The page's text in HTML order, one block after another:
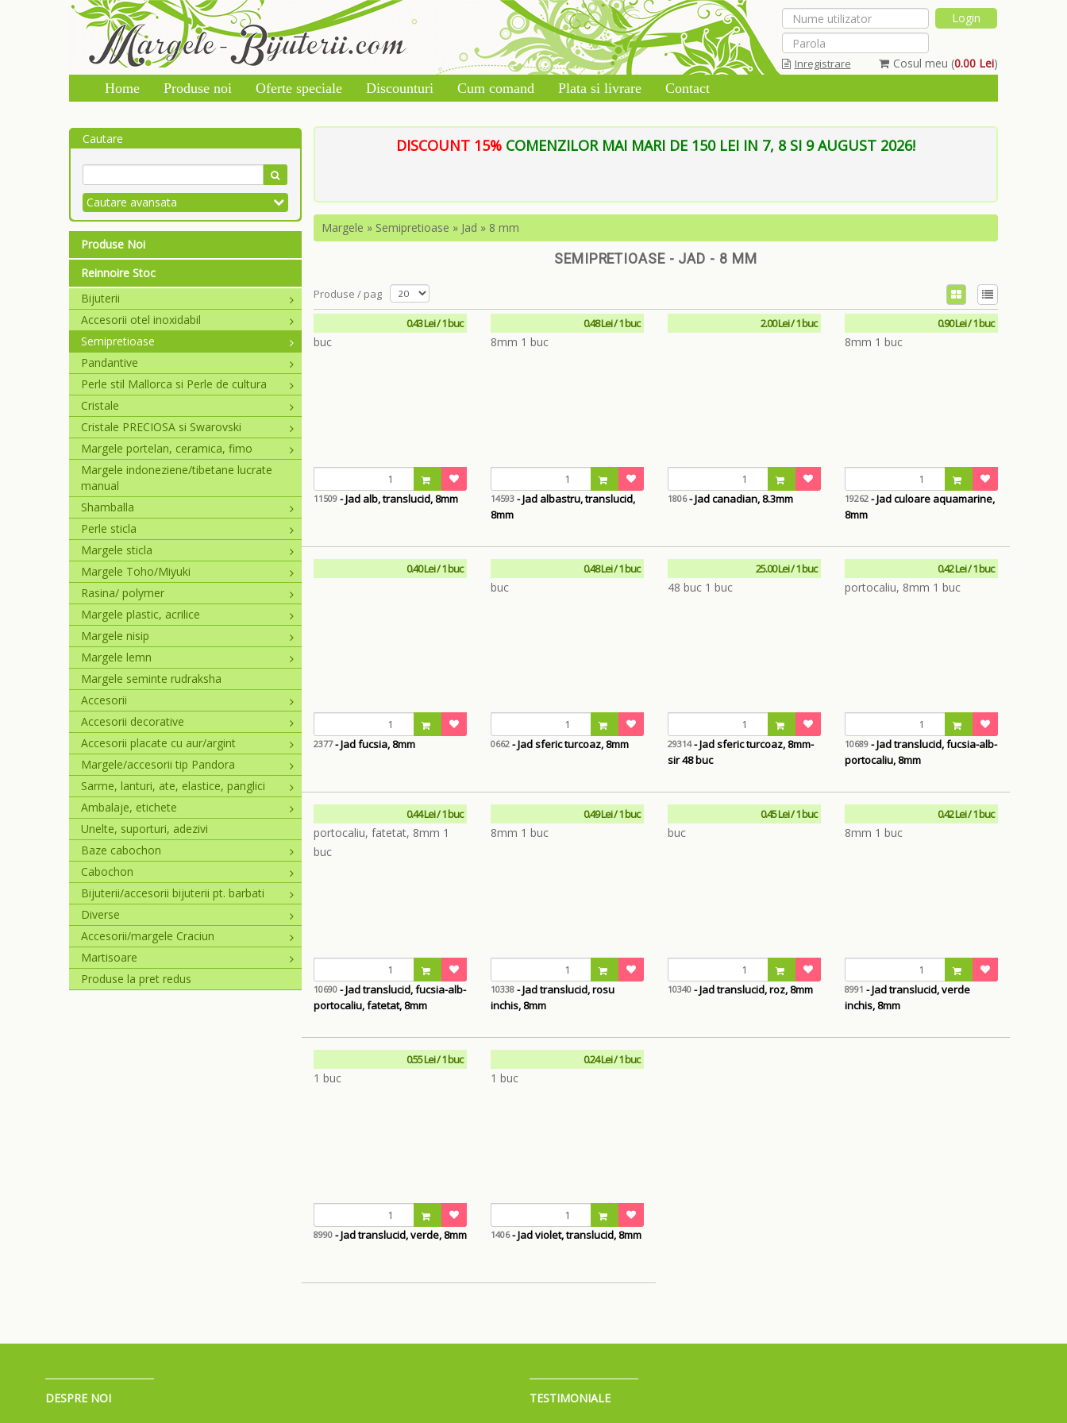
Cosul meu (0.00 Lei)
Inregistrare
Home Produse noi Oferte speciale Discounturi Cum comand Plata si livrare Contact
Cautare
Cautare avansata
Produse Noi
Reinnoire Stoc
Bijuterii
Accesorii otel inoxidabil
Semipretioase
Pandantive
Perle stil Mallorca si Perle de cultura
Cristale
Cristale PRECIOSA si Swarovski
Margele portelan, ceramica, fimo
Margele indoneziene/tibetane lucrate
manual
Shamballa
Perle sticla
Margele sticla
Margele Toho/Miyuki
Rasina/ polymer
Margele plastic, acrilice
Margele nisip
Margele lemn
Margele seminte rudraksha
Accesorii
Accesorii decorative
Accesorii placate cu aur/argint
Margele/accesorii tip Pandora
Sarme, lanturi, ate, elastice, panglici
Ambalaje, etichete
Unelte, suporturi, adezivi
Baze cabochon
Cabochon
Bijuterii/accesorii bijuterii pt. barbati
Diverse
Accesorii/margele Craciun
Martisoare
Produse la pret redus
DISCOUNT 15% COMENZILOR MAI MARI DE 150 LEI IN 7, 8 SI 9 AUGUST 2026!
Margele » Semipretioase » Jad » 8 mm
SEMIPRETIOASE - JAD - 8 MM
Produse / pag
0.43 Lei / 1 buc
11509- Jad alb, translucid, 8mm
0.48 Lei / 1 buc
14593- Jad albastru, translucid,
8mm
2.00 Lei / 1 buc
1806- Jad canadian, 8.3mm
0.90 Lei / 1 buc
19262- Jad culoare aquamarine,
8mm
0.40 Lei / 1 buc
2377- Jad fucsia, 8mm
0.48 Lei / 1 buc
0662- Jad sferic turcoaz, 8mm
25.00 Lei / 1 buc
29314- Jad sferic turcoaz, 8mm-
sir 48 buc
0.42 Lei / 1 buc
10689- Jad translucid, fucsia-alb-
portocaliu, 8mm
0.44 Lei / 1 buc
10690- Jad translucid, fucsia-alb-
portocaliu, fatetat, 8mm
0.49 Lei / 1 buc
10338- Jad translucid, rosu
inchis, 8mm
0.45 Lei / 1 buc
10340- Jad translucid, roz, 8mm
0.42 Lei / 1 buc
8991 - Jad translucid, verde
inchis, 8mm
0.55 Lei / 1 buc
8990- Jad translucid, verde, 8mm
0.24 Lei / 1 buc
1406- Jad violet, translucid, 8mm
DESPRE NOI TESTIMONIALE